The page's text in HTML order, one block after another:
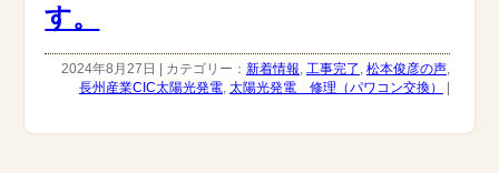
す。
2024年8月27日 | カテゴリー： 新着情報 工事完了 松本俊彦の声,
長州産業CIC太陽光発電, 太陽光発電 修理（パワコン交換） |